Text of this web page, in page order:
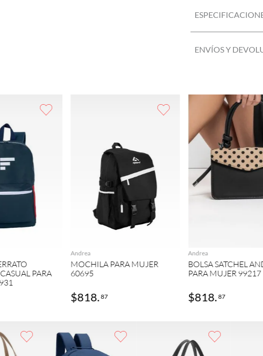
ENVÍOS Y
PARA
AGREGAR
Andrea
MOCHILA PARA MUJER
60695
$818.87
Andrea
BOLSA SATCHEL
PARA MUJER 99217
$818.87